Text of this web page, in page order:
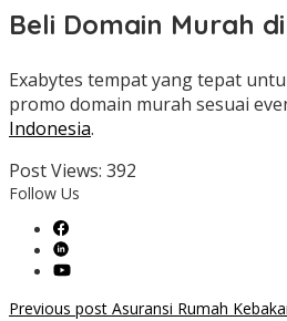
Beli Domain Murah
Exabytes tempat yang tepat
promo domain murah sesuai
Indonesia.
Post Views: 392
Follow Us
Previous post Asuransi Rumah